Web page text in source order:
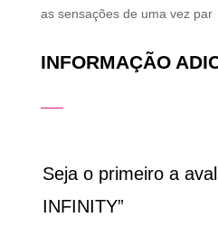
as sensações de uma vez par
INFORMAÇÃO
Seja o primeiro a
INFINITY”